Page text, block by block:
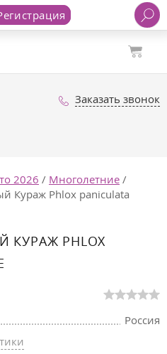
Заказать звонок
2026 / Многолетние /
Кураж Phlox paniculata
PHLOX
Россия